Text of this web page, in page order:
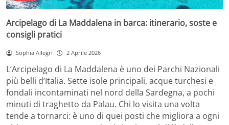
Arcipelago di La Maddalena in barca: itinerario, soste e
consigli pratici
Sophia Allegri 2 Aprile 2026
L’Arcipelago di La Maddalena è uno dei Parchi Nazionali
più belli d’Italia. Sette isole principali, acque turchesi e
fondali incontaminati nel nord della Sardegna, a pochi
minuti di traghetto da Palau. Chi lo visita una volta
tende a tornarci: è uno di quei posti che migliora a ogni